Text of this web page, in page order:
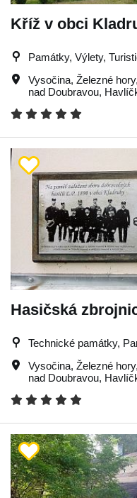
Kříž v obci
Památky, Výlety,
Vysočina, Železné hory,
nad Doubravou,
Hasičská
Technické památky,
Vysočina, Železné hory,
nad Doubravou,